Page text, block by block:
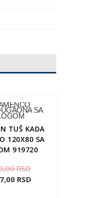
TUŠ KADA
120X80 SA
919720
RSD
RSD